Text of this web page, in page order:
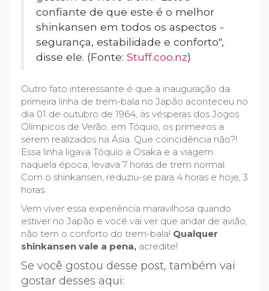
confiante de que este é o melhor
shinkansen em todos os aspectos -
segurança, estabilidade e conforto",
disse ele. (Fonte: Stuff.coo.nz)
Outro fato interessante é que a inauguração da
primeira linha de trem-bala no Japão aconteceu no
dia 01 de outubro de 1964, às vésperas dos Jogos
Olímpicos de Verão, em Tóquio, os primeiros a
serem realizados na Ásia. Que coincidência não?!
Essa linha ligava Tóquio a Osaka e a viagem
naquela época, levava 7 horas de trem normal.
Com o shinkansen, reduziu-se para 4 horas e hoje, 3
horas.
Vem viver essa experiência maravilhosa quando
estiver no Japão e você vai ver que andar de avião,
não tem o conforto do trem-bala! Qualquer
shinkansen vale a pena, acredite!
Se você gostou desse post, também vai
gostar desses aqui: